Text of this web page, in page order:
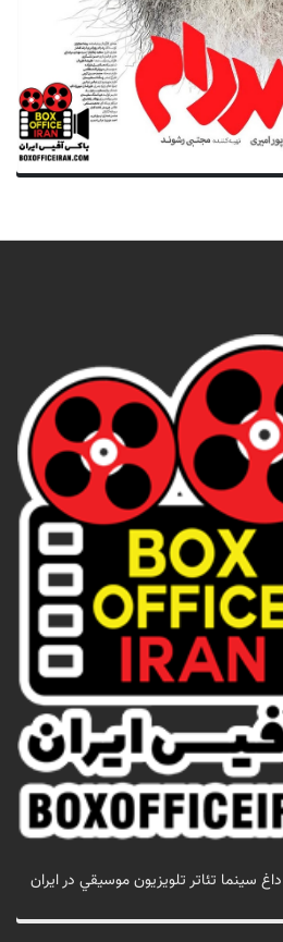
سينما تئاتر تلويزيون موسيقي در ايران